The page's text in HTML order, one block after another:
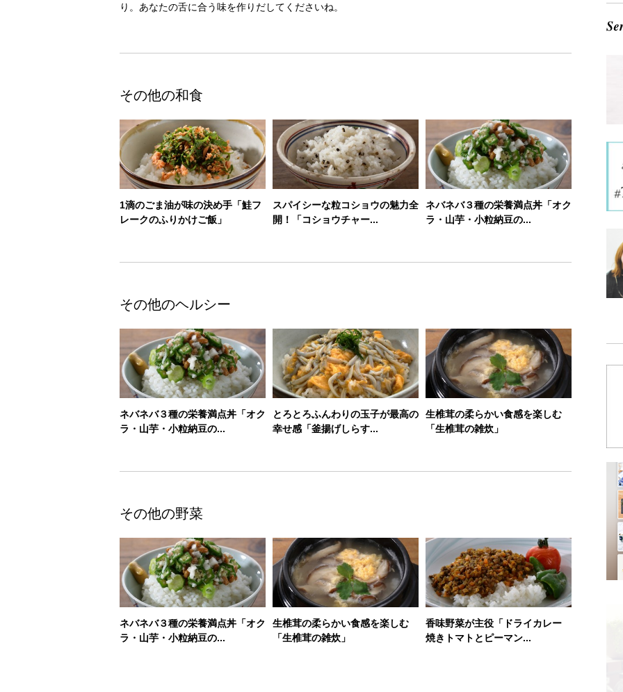
り。あなたの舌に合う味を作りだしてくださいね。
その他の和食
1滴のごま油が味の決め手「鮭フ
レークのふりかけご飯」
スパイシーな粒コショウの魅力全
開！「コショウチャー...
ネバネバ３種の栄養満点丼「オク
ラ・山芋・小粒納豆の...
その他のヘルシー
ネバネバ３種の栄養満点丼「オク
ラ・山芋・小粒納豆の...
とろとろふんわりの玉子が最高の
幸せ感「釜揚げしらす...
生椎茸の柔らかい食感を楽しむ
「生椎茸の雑炊」
その他の野菜
ネバネバ３種の栄養満点丼「オク
ラ・山芋・小粒納豆の...
生椎茸の柔らかい食感を楽しむ
「生椎茸の雑炊」
香味野菜が主役「ドライカレー
焼きトマトとピーマン...